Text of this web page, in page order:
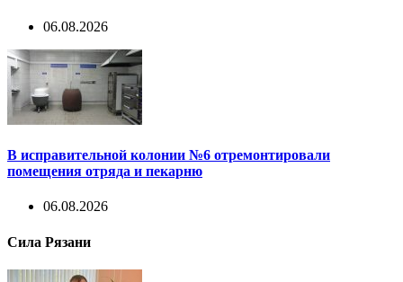
06.08.2026
В исправительной колонии №6 отремонтировали
помещения отряда и пекарню
06.08.2026
Сила Рязани